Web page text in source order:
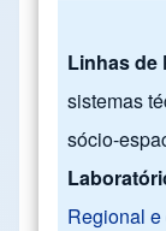
Linhas de
sistemas
sócio-
Regional